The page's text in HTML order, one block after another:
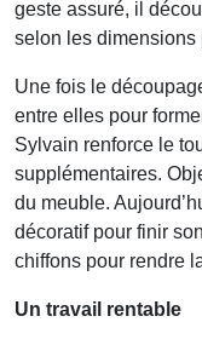
geste assuré, il
selon les dimensions
Une fois le
entre elles pour
Sylvain renforce le
supplémentaires.
du meuble.
décoratif pour finir
chiffons pour rendre
Un travail rentable